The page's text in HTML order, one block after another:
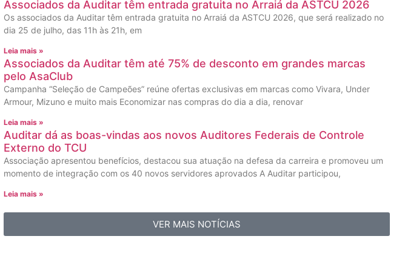
Associados da Auditar têm entrada gratuita no Arraiá da ASTCU 2026
Os associados da Auditar têm entrada gratuita no Arraiá da ASTCU 2026, que será realizado no
dia 25 de julho, das 11h às 21h, em
Leia mais »
Associados da Auditar têm até 75% de desconto em grandes marcas
pelo AsaClub
Campanha “Seleção de Campeões” reúne ofertas exclusivas em marcas como Vivara, Under
Armour, Mizuno e muito mais Economizar nas compras do dia a dia, renovar
Leia mais »
Auditar dá as boas-vindas aos novos Auditores Federais de Controle
Externo do TCU
Associação apresentou benefícios, destacou sua atuação na defesa da carreira e promoveu um
momento de integração com os 40 novos servidores aprovados A Auditar participou,
Leia mais »
VER MAIS NOTÍCIAS